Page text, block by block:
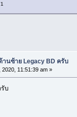
นซ้าย Legacy BD ครับ
2020, 11:51:39 am »
บ